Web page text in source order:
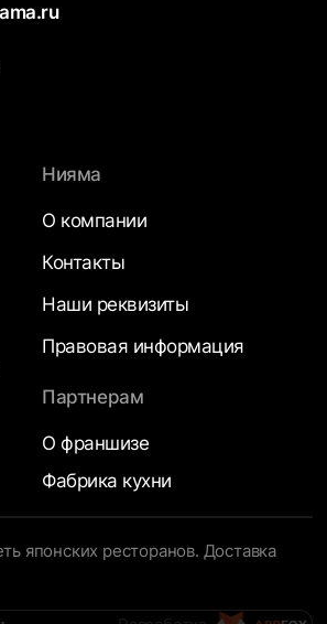
Нияма
О компании
Контакты
Наши реквизиты
Правовая информация
Партнерам
О франшизе
Фабрика кухни
японских ресторанов. Доставка